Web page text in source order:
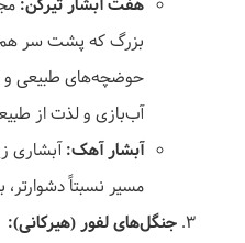
هفت آبشار تیرکن:
بزرگ که پشت سر هم
حوضچه‌های طبیعی و
آب‌بازی و لذت از
آبشار آهک: آبشاری
مسیر نسبتاً
جنگل‌های لفور (هیرکانی):